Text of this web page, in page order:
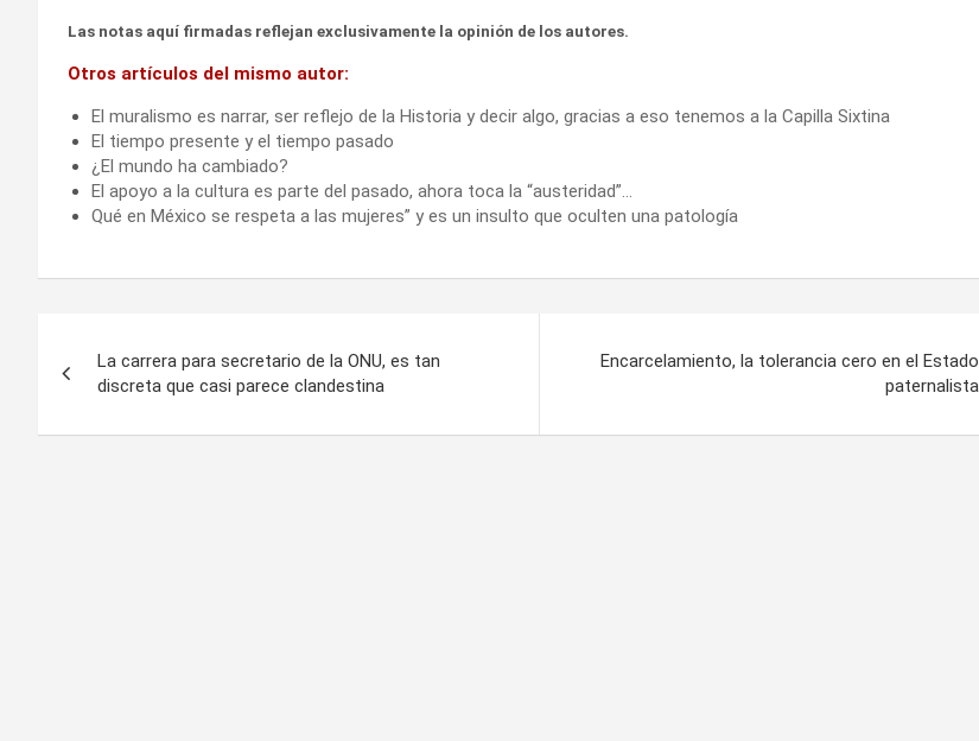
Las notas aquí firmadas reflejan exclusivamente la opinión de los autores.
Otros artículos del mismo autor:
El muralismo es narrar, ser reflejo de la Historia y decir algo, gracias a eso tenemos a la Capilla Sixtina
El tiempo presente y el tiempo pasado
¿El mundo ha cambiado?
El apoyo a la cultura es parte del pasado, ahora toca la “austeridad”…
Qué en México se respeta a las mujeres” y es un insulto que oculten una patología
de
entradas
La carrera para secretario de la ONU, es tan
discreta que casi parece clandestina
Encarcelamiento, la tolerancia cero en el Estado
paternalista